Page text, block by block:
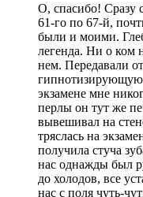
О, спасибо! Сразу
61-го по 67-й,
были и моими.
легенда. Ни о ком
нем. Передавали
экзамене мне
перлы он тут же
вывешивал на
тряслась на
получила стуча
нас однажды был
до холодов, все
нас с поля чуть-